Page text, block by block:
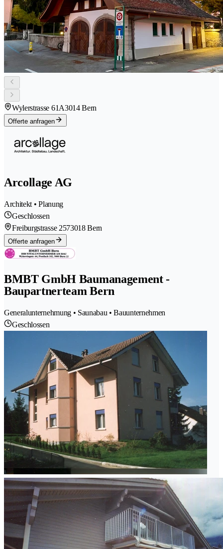
Wylerstrasse 61A3014 Bern
Offerte anfragen
Arcollage AG
Architekt • Planung
Geschlossen
Freiburgstrasse 2573018 Bern
Offerte anfragen
BMBT GmbH Baumanagement -
Baupartnerteam Bern
Generalunternehmung • Saunabau • Bauunternehmen
Geschlossen